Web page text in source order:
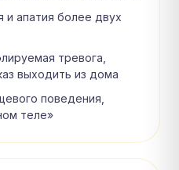
и апатия более двух
тревога,
выходить из дома
поведения,
теле»